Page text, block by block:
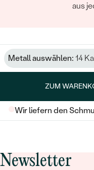
aus
Metall auswählen: 14
ZUM
Wir liefern den
Newsletter